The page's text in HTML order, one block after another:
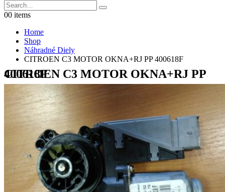
00 items
Home
Shop
Náhradné Diely
CITROEN C3 MOTOR OKNA+RJ PP 400618F
CITROEN C3 MOTOR OKNA+RJ PP 400618F